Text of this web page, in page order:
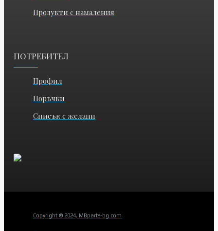
Продукти с намаления
ПОТРЕБИТЕЛ
Профил
Поръчки
Списък с желани
Copyright © 2024, MBparts-bg.com